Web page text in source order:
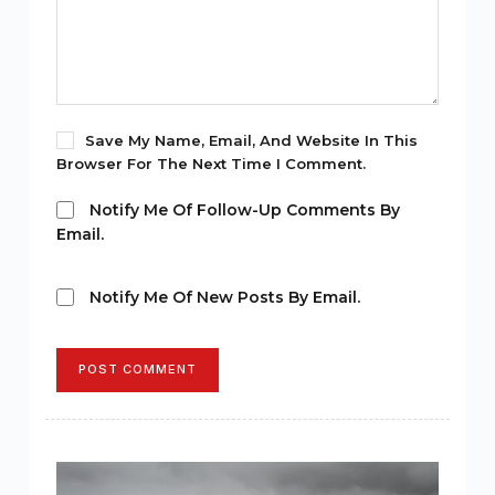
Save My Name, Email, And Website In This
Browser For The Next Time I Comment.
Notify Me Of Follow-Up Comments By
Email.
Notify Me Of New Posts By Email.
POST COMMENT